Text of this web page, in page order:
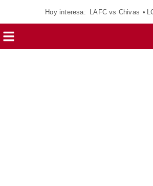
Hoy interesa: LAFC vs Chivas